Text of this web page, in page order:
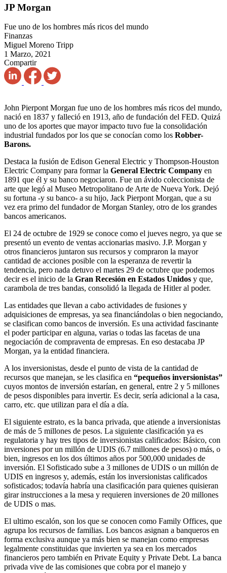
JP Morgan
Fue uno de los hombres más ricos del mundo
Finanzas
Miguel Moreno Tripp
1 Marzo, 2021
Compartir
John Pierpont Morgan fue uno de los hombres más ricos del mundo,
nació en 1837 y falleció en 1913, año de fundación del FED. Quizá
uno de los aportes que mayor impacto tuvo fue la consolidación
industrial fundados por los que se conocían como los Robber-
Barons.
Destaca la fusión de Edison General Electric y Thompson-Houston
Electric Company para formar la General Electric Company en
1891 que él y su banco negociaron. Fue un ávido coleccionista de
arte que legó al Museo Metropolitano de Arte de Nueva York. Dejó
su fortuna -y su banco- a su hijo, Jack Pierpont Morgan, que a su
vez era primo del fundador de Morgan Stanley, otro de los grandes
bancos americanos.
El 24 de octubre de 1929 se conoce como el jueves negro, ya que se
presentó un evento de ventas accionarias masivo. J.P. Morgan y
otros financieros juntaron sus recursos y compraron la mayor
cantidad de acciones posible con la esperanza de revertir la
tendencia, pero nada detuvo el martes 29 de octubre que podemos
decir es el inicio de la Gran Recesión en Estados Unidos y que,
carambola de tres bandas, consolidó la llegada de Hitler al poder.
Las entidades que llevan a cabo actividades de fusiones y
adquisiciones de empresas, ya sea financiándolas o bien negociando,
se clasifican como bancos de inversión. Es una actividad fascinante
el poder participar en alguna, varias o todas las facetas de una
negociación de compraventa de empresas. En eso destacaba JP
Morgan, ya la entidad financiera.
A los inversionistas, desde el punto de vista de la cantidad de
recursos que manejan, se les clasifica en “pequeños inversionistas”
cuyos montos de inversión estarían, en general, entre 2 y 5 millones
de pesos disponibles para invertir. Es decir, sería adicional a la casa,
carro, etc. que utilizan para el día a día.
El siguiente estrato, es la banca privada, que atiende a inversionistas
de más de 5 millones de pesos. La siguiente clasificación ya es
regulatoria y hay tres tipos de inversionistas calificados: Básico, con
inversiones por un millón de UDIS (6.7 millones de pesos) o más, o
bien, ingresos en los dos últimos años por 500,000 unidades de
inversión. El Sofisticado sube a 3 millones de UDIS o un millón de
UDIS en ingresos y, además, están los inversionistas calificados
sofisticados; todavía habría una clasificación para quienes quisieran
girar instrucciones a la mesa y requieren inversiones de 20 millones
de UDIS o mas.
El ultimo escalón, son los que se conocen como Family Offices, que
agrupa los recursos de familias. Los bancos asignan a banqueros en
forma exclusiva aunque ya más bien se manejan como empresas
legalmente constituidas que invierten ya sea en los mercados
financieros pero también en Private Equity y Private Debt. La banca
privada vive de las comisiones que cobra por el manejo y